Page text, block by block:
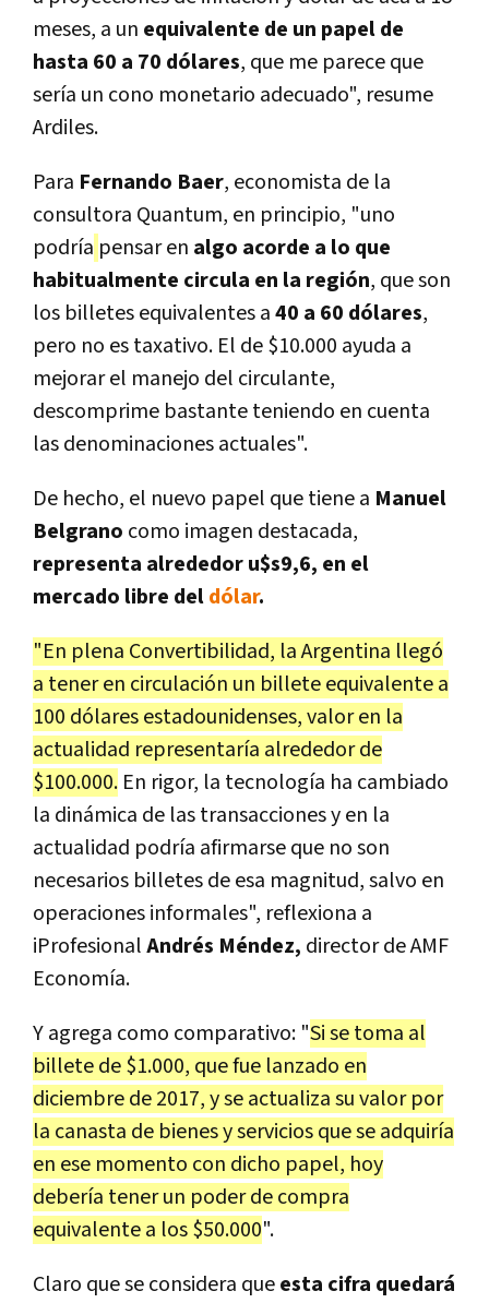
meses, a un equivalente de un papel de
hasta 60 a 70 dólares, que me parece que
sería un cono monetario adecuado", resume
Ardiles.
Para Fernando Baer, economista de la
consultora Quantum, en principio, "uno
podría pensar en algo acorde a lo que
habitualmente circula en la región, que son
los billetes equivalentes a40 a 60 dólares,
pero no es taxativo. El de $10.000 ayuda a
mejorar el manejo del circulante,
descomprime bastante teniendo en cuenta
las denominaciones actuales".
De hecho, el nuevo papel que tiene a Manuel
Belgrano como imagen destacada,
representa alrededor u$s9,6, en el
mercado libre deldólar.
"En plena Convertibilidad, la Argentina llegó
a tener en circulación un billete equivalente a
100 dólares estadounidenses, valor en la
actualidad representaría alrededor de
$100.000. En rigor, la tecnología ha cambiado
la dinámica de las transacciones y en la
actualidad podría afirmarse que no son
necesarios billetes de esa magnitud, salvo en
operaciones informales", reflexiona a
iProfesionalAndrés Méndez, director de AMF
Economía.
Y agrega como comparativo: "Si se toma al
billete de $1.000, que fue lanzado en
diciembre de 2017, y se actualiza su valor por
la canasta de bienes y servicios que se adquiría
en ese momento con dicho papel, hoy
debería tener un poder de compra
equivalente a los $50.000".
Claro que se considera queesta cifra quedará